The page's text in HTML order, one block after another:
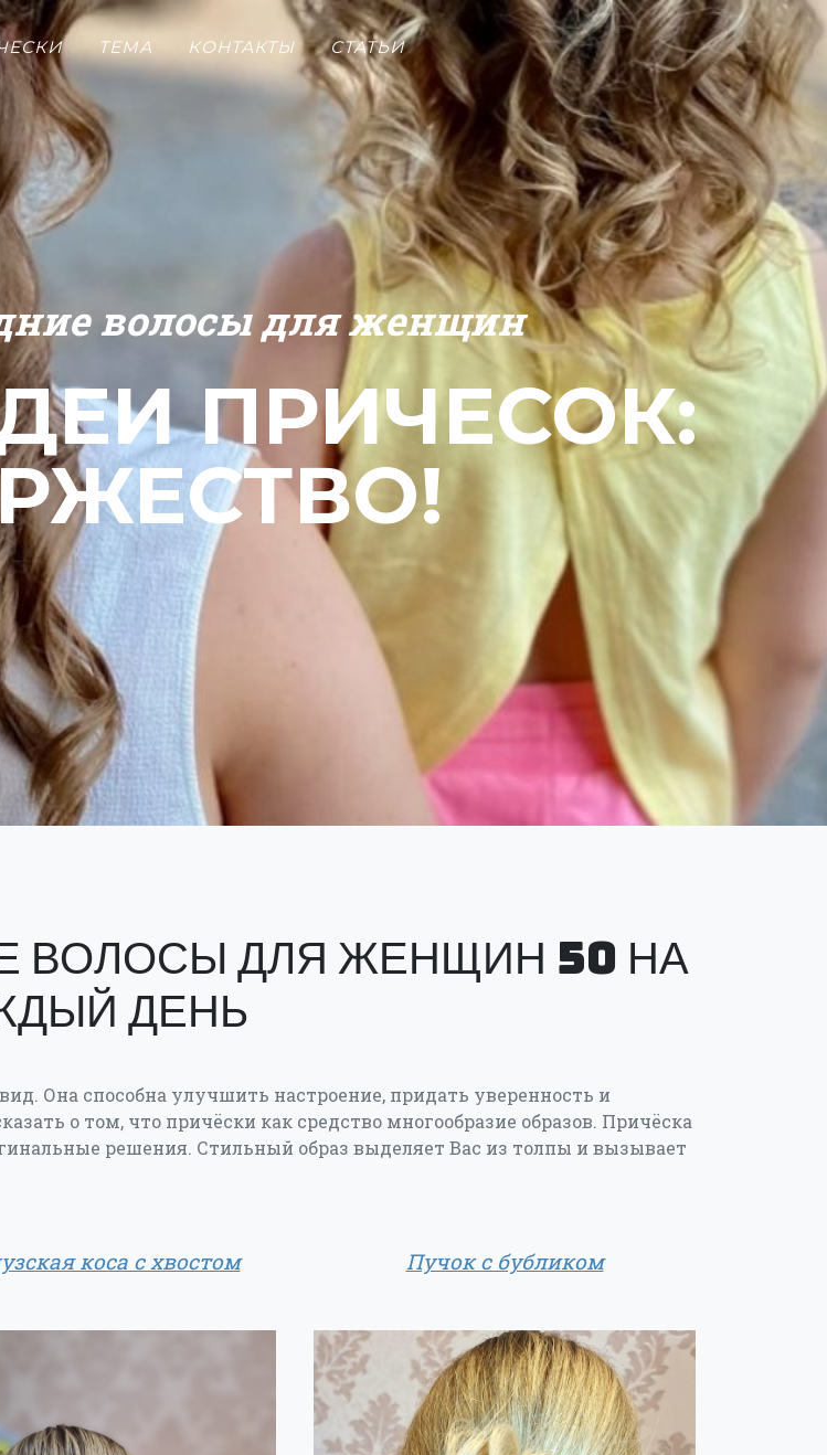
ТЕМА КОНТАКТЫ СТАТЬИ
волосы для женщин
ПРИЧЕСОК:
ВОЛОСЫ ДЛЯ ЖЕНЩИН 50 НА
ДЕНЬ
Она способна улучшить настроение, придать уверенность и
о том, что причёски как средство многообразие образов. Причёска
решения. Стильный образ выделяет Вас из толпы и вызывает
коса с хвостом Пучок с бубликом